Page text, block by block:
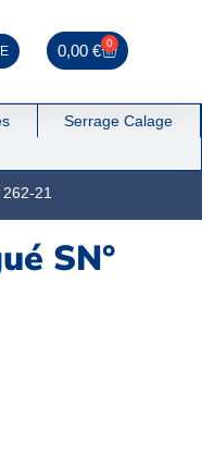
0,00€ 0
Serrage Calage
21
SN°